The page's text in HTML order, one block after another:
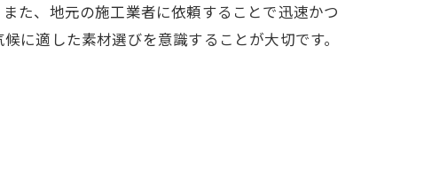
た、地元の施工業者に依頼することで迅速かつ
に適した素材選びを意識することが大切です。